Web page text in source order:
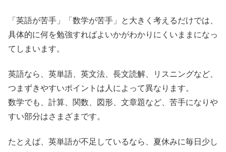
「英語が苦手」「数学が苦手」と大きく考えるだけでは、
具体的に何を勉強すればよいかがわかりにくいままになっ
てしまいます。
英語なら、英単語、英文法、長文読解、リスニングなど、
つまずきやすいポイントは人によって異なります。
数学でも、計算、関数、図形、文章題など、苦手になりや
すい部分はさまざまです。
たとえば、英単語が不足しているなら、夏休みに毎日少し